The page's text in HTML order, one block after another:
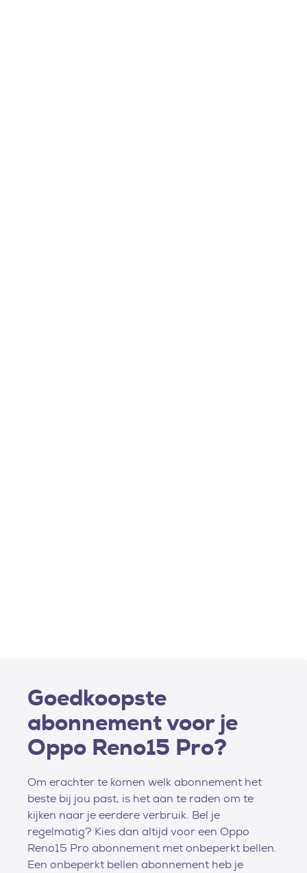
Goedkoopste
abonnement voor je
Oppo Reno15 Pro?
Om erachter te komen welk abonnement het
beste bij jou past, is het aan te raden om te
kijken naar je eerdere verbruik. Bel je
regelmatig? Kies dan altijd voor een Oppo
Reno15 Pro abonnement met onbeperkt bellen.
Een onbeperkt bellen abonnement heb je